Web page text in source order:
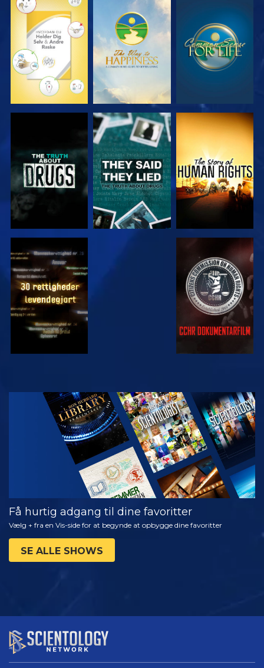
SE SE SE
SE SE
SE SE
SE
UDFORSK
SERIEN
Få hurtig adgang til dine favoritter
Vælg + fra en Vis-side for at begynde at opbygge dine favoritter
SE ALLE SHOWS